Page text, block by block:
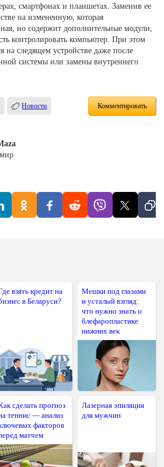
смартфонах и планшетах. Заменив ее
на измененную, которая
но содержит дополнительные модули,
контролировать компьютер. При этом
на следящем устройстве даже после
системы или замены внутреннего
Новости Комментировать
взять кредит на
в Беларуси?
Мешки под глазами
и усталый взгляд:
что нужно знать о
блефаропластике
нижних век
сделать прогноз
теннис — анализ
факторов
матчем
Лазерная эпиляция
для мужчин